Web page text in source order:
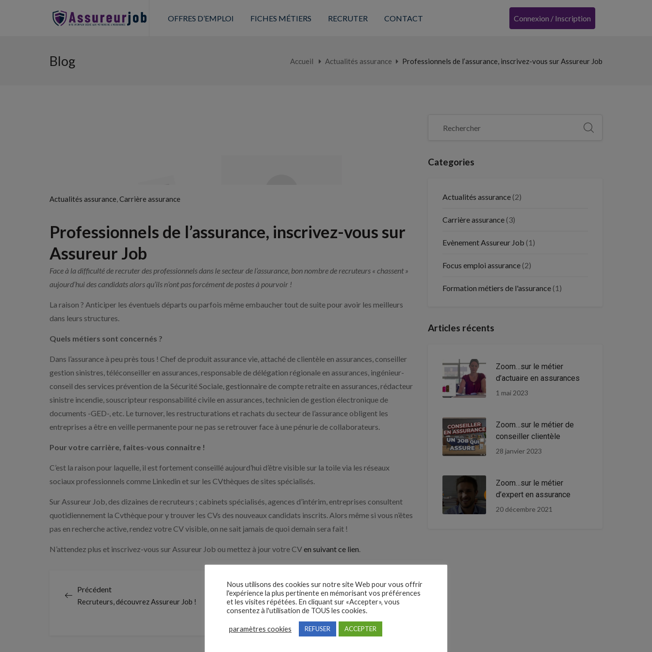
OFFRES D’EMPLOI FICHES MÉTIERS RECRUTER CONTACT Connexion / Inscription
Blog Accueil Actualités assurance Professionnels de l’assurance, inscrivez-vous sur Assureur Job
Actualités assurance,Carrière assurance
Professionnels de l’assurance, inscrivez-vous sur
Assureur Job
Face à la difficulté de recruter des professionnels dans le secteur de l’assurance, bon nombre de recruteurs « chassent »
aujourd’hui des candidats alors qu’ils n’ont pas forcément de postes à pourvoir !
La raison ? Anticiper les éventuels départs ou parfois même embaucher tout de suite pour avoir les meilleurs
dans leurs structures.
Quels métiers sont concernés ?
Dans l’assurance à peu près tous ! Chef de produit assurance vie, attaché de clientèle en assurances, conseiller
gestion sinistres, téléconseiller en assurances, responsable de délégation régionale en assurances, ingénieur-
conseil des services prévention de la Sécurité Sociale, gestionnaire de compte retraite en assurances, rédacteur
sinistre incendie, souscripteur responsabilité civile en assurances, technicien de gestion électronique de
documents -GED-, etc. Le turnover, les restructurations et rachats du secteur de l’assurance obligent les
entreprises a être en veille permanente pour ne pas se retrouver face à une pénurie de collaborateurs.
Pour votre carrière, faites-vous connaitre !
C’est la raison pour laquelle, il est fortement conseillé aujourd’hui d’être visible sur la toile via les réseaux
sociaux professionnels comme Linkedin et sur les CVthèques de sites spécialisés.
Sur Assureur Job, des dizaines de recruteurs ; cabinets spécialisés, agences d’intérim, entreprises consultent
quotidiennement la Cvthèque pour y trouver les CVs des nouveaux candidats inscrits. Alors même si vous n’êtes
pas en recherche active, rendez votre CV visible, on ne sait jamais de quoi demain sera fait !
N’attendez plus et inscrivez-vous sur Assureur Job ou mettez à jour votre CVen suivant ce lien.
Précédent
Recruteurs, découvrez Assureur Job !
Suivant
Zoom…sur le métier d’expert en
assurance H/F
Categories
Actualités assurance (2)
Carrière assurance (3)
Evènement Assureur Job (1)
Focus emploi assurance (2)
Formation métiers de l'assurance (1)
Articles récents
Zoom…sur le métier
d’actuaire en assurances
1 mai 2023
Zoom…sur le métier de
conseiller clientèle
28 janvier 2023
Zoom…sur le métier
d’expert en assurance
20 décembre 2021
Nous utilisons des cookies sur notre site Web pour vous offrir
l'expérience la plus pertinente en mémorisant vos préférences
et les visites répétées. En cliquant sur «Accepter», vous
consentez à l'utilisation de TOUS les cookies.
paramètres cookies REFUSER ACCEPTER